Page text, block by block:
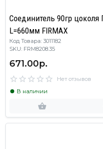
Соединитель 90гр
L=660мм FIRMAX
Код Товара: 3011182
SKU: FRM8208.35
671.00р.
Нет отзывов
В наличии